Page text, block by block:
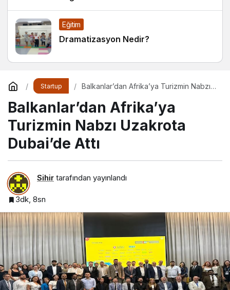
Alışkanlıklar
Eğitim
Dramatizasyon Nedir?
Startup
Balkanlar’dan Afrika’ya Turizmin Nabzı
Balkanlar’dan Afrika’ya
Turizmin Nabzı Uzakrota
Dubai’de Attı
Sihir tarafından yayınlandı
3dk, 8sn